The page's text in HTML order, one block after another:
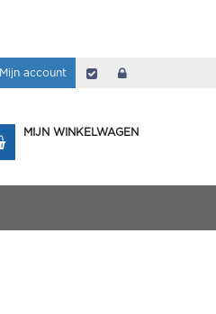
Mijn account Afrekenen
MIJN WINKELWAGEN